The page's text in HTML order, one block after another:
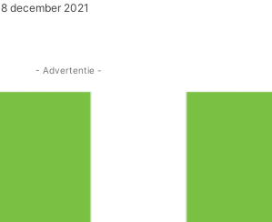
8 december 2021
- Advertentie -